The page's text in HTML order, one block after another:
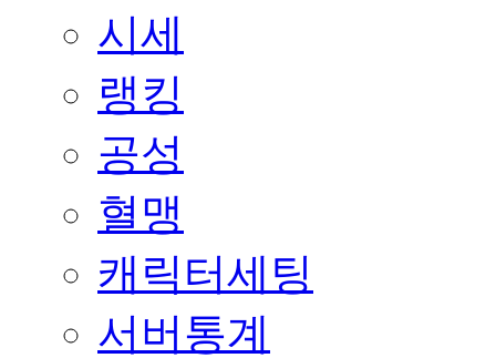
시세
랭킹
공성
혈맹
캐릭터세팅
서버통계